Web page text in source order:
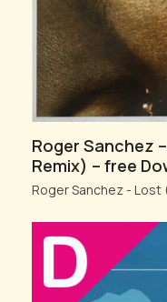
Roger Sanchez
Remix) – free
Roger Sanchez - Lost